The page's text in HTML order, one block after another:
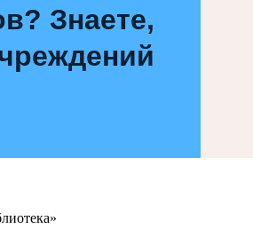
Знаете,